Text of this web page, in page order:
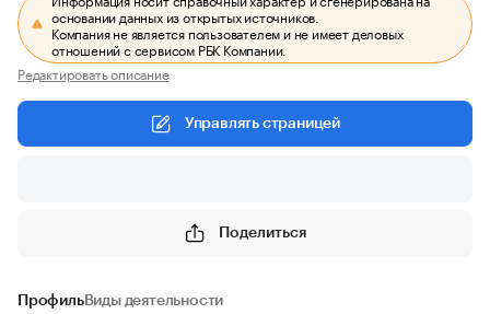
основании данных из открытых источников.
Компания не является пользователем и не имеет деловых
отношений с сервисом РБК Компании.
Редактировать описание
Управлять страницей
Поделиться
ПрофильВиды деятельности